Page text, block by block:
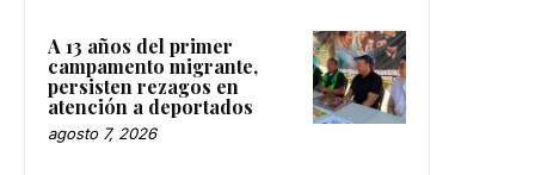
A 13 años del primer
campamento migrante,
persisten rezagos en
atención a deportados
agosto 7, 2026